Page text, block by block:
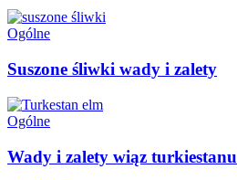
Ogólne
Suszone śliwki wady i zalety
Ogólne
Wady i zalety wiąz turkiestanu